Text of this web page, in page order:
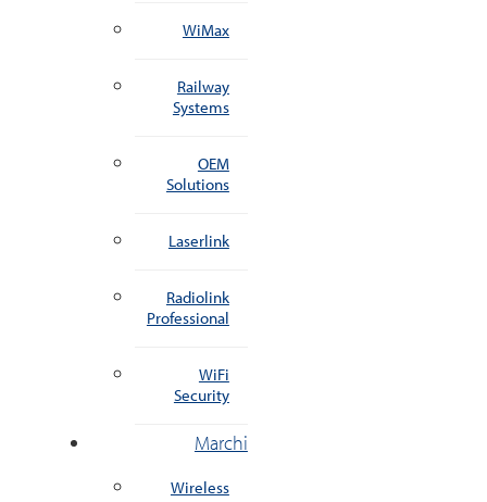
WiMax
Railway
Systems
OEM
Solutions
Laserlink
Radiolink
Professional
WiFi
Security
Marchi
Wireless